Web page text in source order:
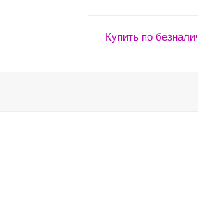
Купить по